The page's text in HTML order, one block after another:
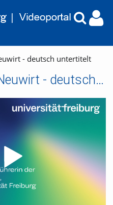
- deutsch untertitelt
ZEIT für X - Emilia Neuwirt - deutsch untertitelt